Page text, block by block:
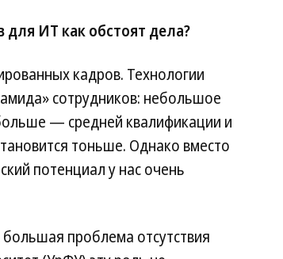
ИТ как обстоят дела?
кадров. Технологии
сотрудников: небольшое
— средней квалификации и
тоньше. Однако вместо
потенциал у нас очень
проблема отсутствия